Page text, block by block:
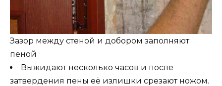
Зазор между стеной и добором заполняют
пеной
Выжидают несколько часов и после
затвердения пены её излишки срезают ножом.